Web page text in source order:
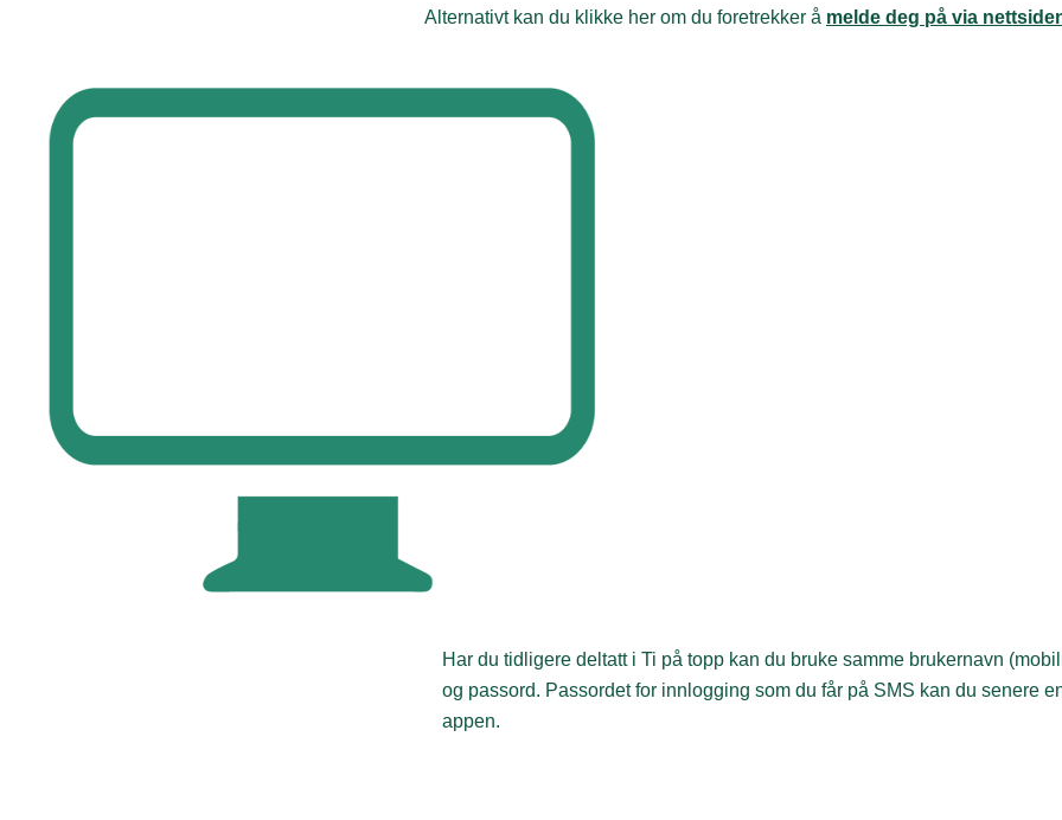
Alternativt kan du klikke her om du foretrekker å melde deg på via
Har du tidligere deltatt i Ti på topp kan du bruke samme brukernavn
og passord. Passordet for innlogging som du får på SMS kan du senere
appen.